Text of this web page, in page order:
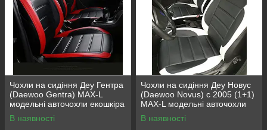
Чохли на сидіння Деу Гентра
(Daewoo Gentra) MAX-L
модельні авточохли екошкіра
аригона
В наявності
Чохли на сидіння Деу Новус
(Daewoo Novus) с 2005 (1+1)
MAX-L модельні авточохли
екошкіра арігона
В наявності